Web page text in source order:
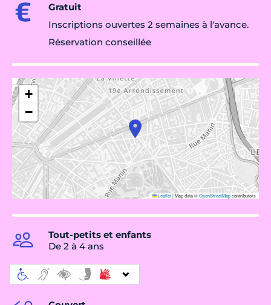
Gratuit
Inscriptions ouvertes 2 semaines à l'avance.
Réservation conseillée
+
−
Leaflet|Map data ©OpenStreetMapcontributors
Tout-petits et enfants
De 2 à 4 ans